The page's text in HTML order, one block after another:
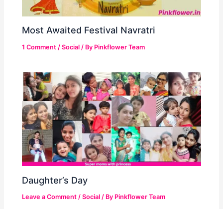
Most Awaited Festival Navratri
1 Comment /Social / By Pinkflower Team
Daughter’s Day
Leave a Comment /Social / By Pinkflower Team